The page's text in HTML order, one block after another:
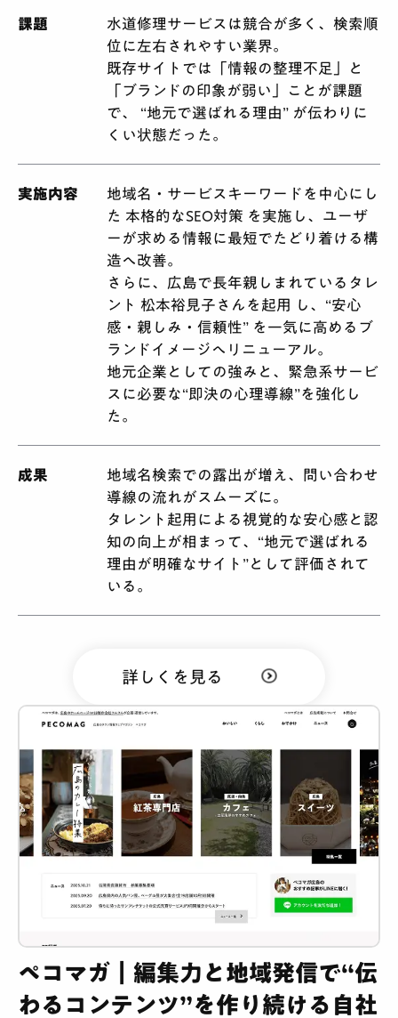
詳しくを見る
課題
水道修理サービスは競合が多く、検索順
位に左右されやすい業界。
既存サイトでは「情報の整理不足」と
「ブランドの印象が弱い」ことが課題
で、 “地元で選ばれる理由” が伝わりに
くい状態だった。
実施内容
地域名・サービスキーワードを中心にし
た 本格的なSEO対策 を実施し、ユーザ
ーが求める情報に最短でたどり着ける構
造へ改善。
さらに、広島で長年親しまれているタレ
ント 松本裕見子さんを起用 し、“安心
感・親しみ・信頼性” を一気に高めるブ
ランドイメージへリニューアル。
地元企業としての強みと、緊急系サービ
スに必要な“即決の心理導線”を強化し
た。
成果
地域名検索での露出が増え、問い合わせ
導線の流れがスムーズに。
タレント起用による視覚的な安心感と認
知の向上が相まって、“地元で選ばれる
理由が明確なサイト”として評価されて
いる。
ペコマガ｜編集力と地域発信で“伝
わるコンテンツ”を作り続ける自社